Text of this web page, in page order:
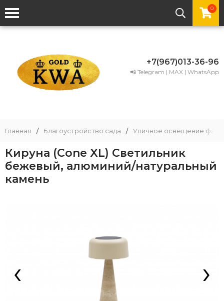
0
+7(967)013-36-96
📲 Telegram | MAX | WhatsApp
Главная / Благоустройство сада / Уличное освещение
Кируна (Cone XL) Светильник
бежевый, алюминий/натуральный
камень
‹ ›